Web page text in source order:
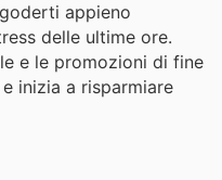
appieno
delle ultime ore.
e le promozioni di fine
inizia a risparmiare